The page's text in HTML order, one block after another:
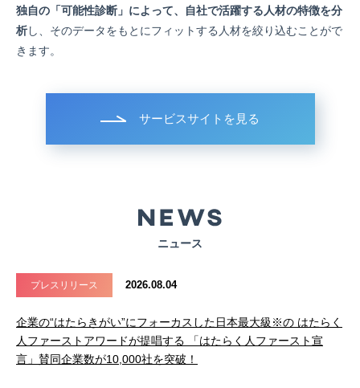
独自の「可能性診断」によって、自社で活躍する人材の特徴を分
析し、そのデータをもとにフィットする人材を絞り込むことがで
きます。
サービスサイトを見る
ニュース
プレスリリース 2026.08.04
企業の“はたらきがい”にフォーカスした日本最大級※の はたらく
人ファーストアワードが提唱する 「はたらく人ファースト宣
言」賛同企業数が10,000社を突破！